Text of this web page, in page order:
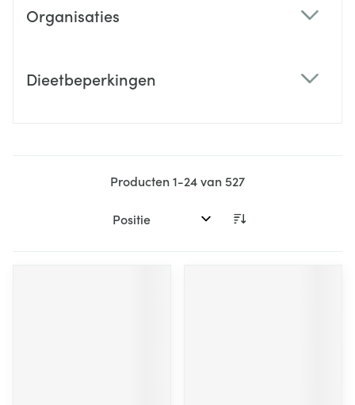
Organisaties
Dieetbeperkingen
Producten1-24van527
Sorteer op: